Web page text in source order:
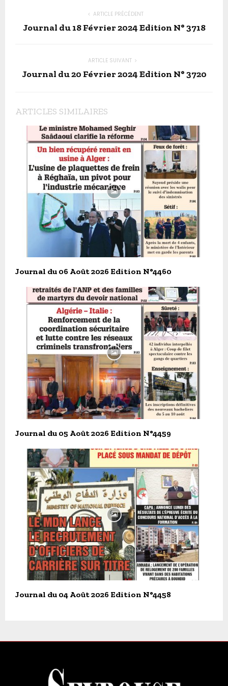
ARTICLE PRÉCÉDENT
Journal du 18 Février 2024 Edition N° 3718
ARTICLE SUIVANT
Journal du 20 Février 2024 Edition N° 3720
ARTICLES SIMILAIRES
Journal du 06 Août 2026 Edition N°4460
Journal du 05 Août 2026 Edition N°4459
Journal du 04 Août 2026 Edition N°4458